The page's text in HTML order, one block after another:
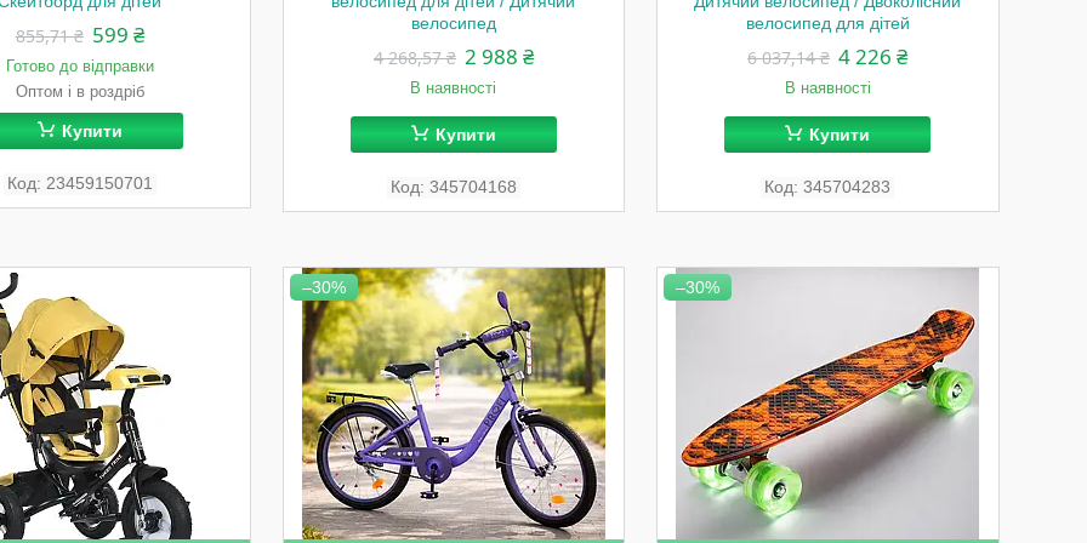
855,71 ₴ 599 ₴
Готово до відправки
Оптом і в роздріб
Купити
23459150701
велосипед
4 268,57 ₴ 2 988 ₴
В наявності
Купити
345704168
велосипед для дітей
6 037,14 ₴ 4 226 ₴
В наявності
Купити
345704283
–30% –30%